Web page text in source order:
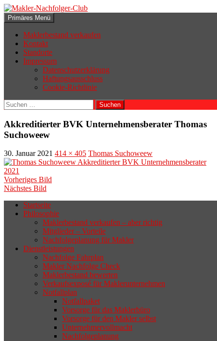
Zum
Inhalt
springen
Makler-Nachfolger-Club
Suchen
Primäres Menü
Maklerbestand verkaufen
Kontakt
Standorte
Impressum
Datenschutzerklärung
Haftungsausschluss
Cookie-Richtlinie
Suchen
nach:
Akkreditierter BVK Unternehmensberater Thomas
Suchoweew
30. Januar 2021 414 × 405 Thomas Suchoweew
Vorheriges Bild
Nächstes Bild
Wenn sich der Makler oder Inhaber
zurückziehen möchte, aber keinen
geeigneten Nachfolger findet, droht nicht
selten die Geschäftsaufgabe.
Startseite
Philosophie
Maklerbestand verkaufen – aber richtig
Mitglieder – Vorteile
Nachfolgeplanung für Makler
Dienstleistungen
Nachfolge Fahrplan
Makler Nachfolge Check
Maklerbestand bewerten
Verkaufsexposé für Maklerunternehmen
Notfallplan
Notfallpaket
Vorsorge für das Maklerbüro
Vorsorge für den Makler selbst
Unternehmervollmacht
Nachfolgeplanung